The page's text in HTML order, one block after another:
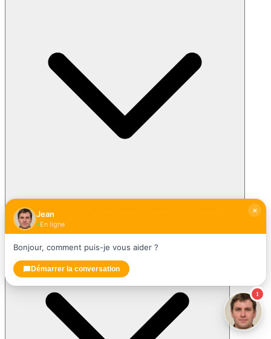
Quel est le prix de l'isolation des combles en laine de verre ?
1
Jean
En ligne
Bonjour, comment puis-je vous aider ?
Démarrer la conversation